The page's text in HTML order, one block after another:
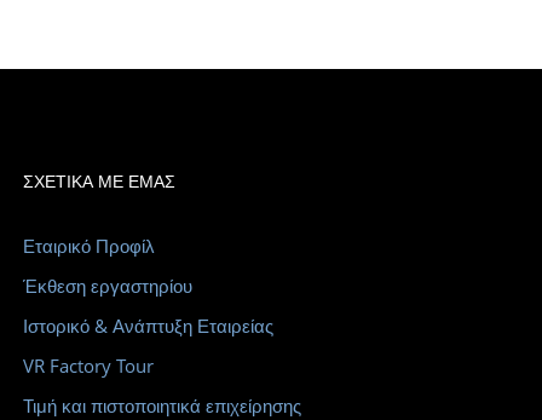
ΣΧΕΤΙΚΆ ΜΕ ΕΜΆΣ
Εταιρικό Προφίλ
Έκθεση εργαστηρίου
Ιστορικό & Ανάπτυξη Εταιρείας
VR Factory Tour
Τιμή και πιστοποιητικά επιχείρησης